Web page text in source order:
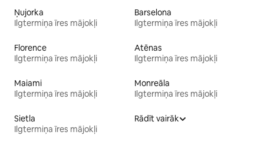
Ņujorka
Ilgtermiņa īres mājokļi
Barselona
Ilgtermiņa īres mājokļi
Florence
Ilgtermiņa īres mājokļi
Atēnas
Ilgtermiņa īres mājokļi
Maiami
Ilgtermiņa īres mājokļi
Monreāla
Ilgtermiņa īres mājokļi
Sietla
Ilgtermiņa īres mājokļi
Rādīt vairāk